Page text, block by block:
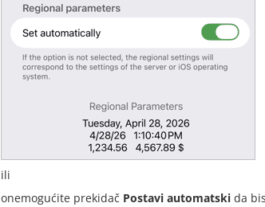
ili
onemogućite prekidač Postavi automatski da